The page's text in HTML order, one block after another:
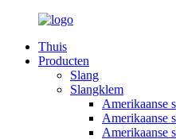
Thuis
Producten
Slang
Slangklem
Amerikaanse
Amerikaanse
Amerikaanse